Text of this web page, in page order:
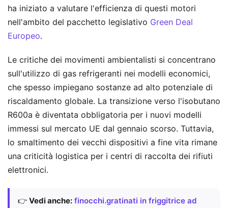
ha iniziato a valutare l'efficienza di questi motori
nell'ambito del pacchetto legislativo Green Deal
Europeo.
Le critiche dei movimenti ambientalisti si concentrano
sull'utilizzo di gas refrigeranti nei modelli economici,
che spesso impiegano sostanze ad alto potenziale di
riscaldamento globale. La transizione verso l'isobutano
R600a è diventata obbligatoria per i nuovi modelli
immessi sul mercato UE dal gennaio scorso. Tuttavia,
lo smaltimento dei vecchi dispositivi a fine vita rimane
una criticità logistica per i centri di raccolta dei rifiuti
elettronici.
👉 Vedi anche: finocchi.gratinati in friggitrice ad